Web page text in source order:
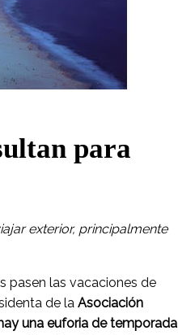
para
exterior, principalmente
pasen las vacaciones de
de la Asociación
una euforia de temporada